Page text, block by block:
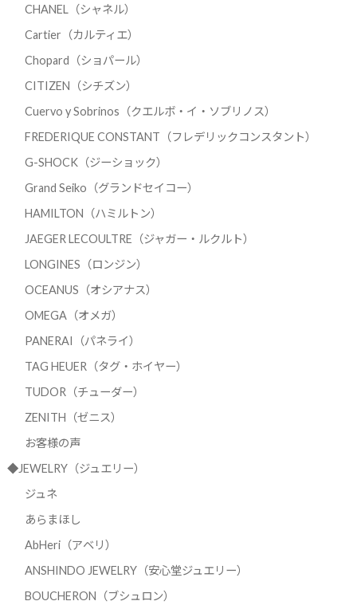
CHANEL（シャネル）
Cartier（カルティエ）
Chopard（ショパール）
CITIZEN（シチズン）
Cuervo y Sobrinos（クエルボ・イ・ソブリノス）
FREDERIQUE CONSTANT（フレデリックコンスタント）
G-SHOCK（ジーショック）
Grand Seiko（グランドセイコー）
HAMILTON（ハミルトン）
JAEGER LECOULTRE（ジャガー・ルクルト）
LONGINES（ロンジン）
OCEANUS（オシアナス）
OMEGA（オメガ）
PANERAI（パネライ）
TAG HEUER（タグ・ホイヤー）
TUDOR（チューダー）
ZENITH（ゼニス）
お客様の声
◆JEWELRY（ジュエリー）
ジュネ
あらまほし
AbHeri（アベリ）
ANSHINDO JEWELRY（安心堂ジュエリー）
BOUCHERON（ブシュロン）